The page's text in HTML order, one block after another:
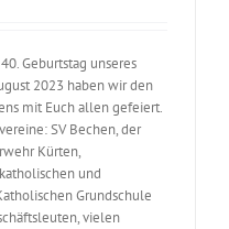
Geburtstag unseres
2023 haben wir den
mit Euch allen gefeiert.
SV Bechen, der
Kürten,
und
Grundschule
vielen